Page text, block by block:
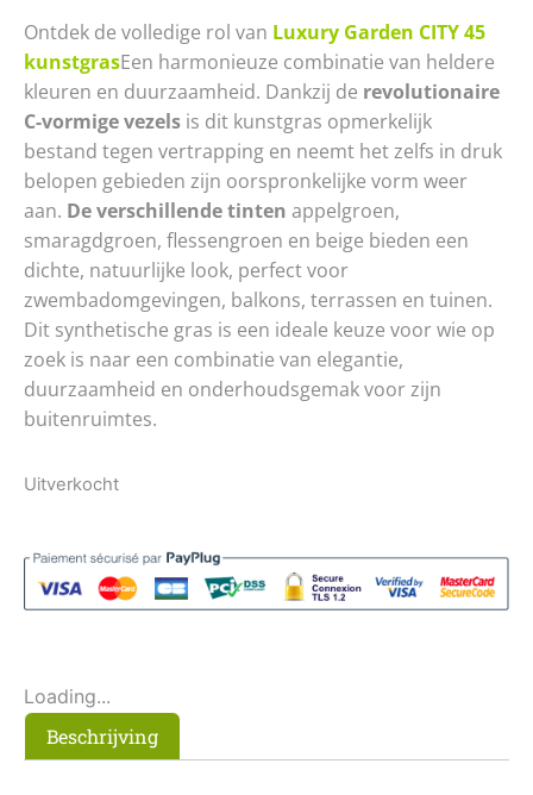
Ontdek de volledige rol van Luxury Garden CITY 45
kunstgrasEen harmonieuze combinatie van heldere
kleuren en duurzaamheid. Dankzij de revolutionaire
C-vormige vezels is dit kunstgras opmerkelijk
bestand tegen vertrapping en neemt het zelfs in druk
belopen gebieden zijn oorspronkelijke vorm weer
aan. De verschillende tinten appelgroen,
smaragdgroen, flessengroen en beige bieden een
dichte, natuurlijke look, perfect voor
zwembadomgevingen, balkons, terrassen en tuinen.
Dit synthetische gras is een ideale keuze voor wie op
zoek is naar een combinatie van elegantie,
duurzaamheid en onderhoudsgemak voor zijn
buitenruimtes.
Uitverkocht
Loading...
Beschrijving